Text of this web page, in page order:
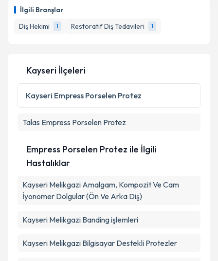
İlgili Branşlar
Diş Hekimi
1 Restoratif Diş Tedavileri 1
Kayseri İlçeleri
Kayseri Empress Porselen Protez
Talas Empress Porselen Protez
Empress Porselen Protez ile İlgili
Hastalıklar
Kayseri Melikgazi Amalgam, Kompozit Ve Cam
İyonomer Dolgular (Ön Ve Arka Diş)
Kayseri Melikgazi Banding işlemleri
Kayseri Melikgazi Bilgisayar Destekli Protezler